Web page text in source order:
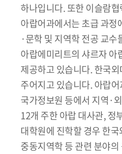
하나입니다. 또한 이슬람
아랍어과에서는 초급 과정
·문학 및 지역학 전공 교
아랍에미리트의 샤르자 아
제공하고 있습니다. 한국
주어지고 있습니다. 아랍
국가정보원 등에서 지역·
12개 주한 아랍 대사관, 정
대학원에 진학할 경우 한
중동지역학 등 관련 분야